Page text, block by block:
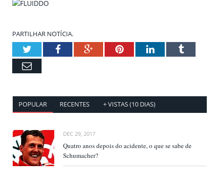
PARTILHAR NOTÍCIA.
TwitterFacebookGoogle+PinterestLinkedInTumblr
Email
POPULAR RECENTES + VISTAS (10 DIAS)
DEC 29, 2017
Quatro anos depois do acidente, o que se sabe de
Schumacher?